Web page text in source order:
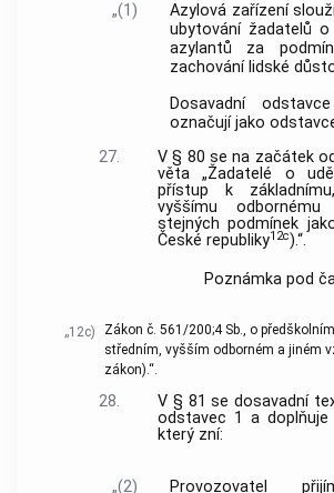
„(1)
Azylová zařízení
ubytování žadatelů
azylantů za
zachování lidské
Dosavadní
označují jako
27.
V § 80 se na začátek
věta „Žadatelé o
přístup k
vyššímu
stejných podmínek
České republiky12c).“.
Poznámka pod
„12c)
Zákon č. 561/200;4 Sb., o
středním, vyšším odborném a jiném
zákon).“.
28.
V § 81 se dosavadní
odstavec 1 a
který zní:
„(2) Provozovatel